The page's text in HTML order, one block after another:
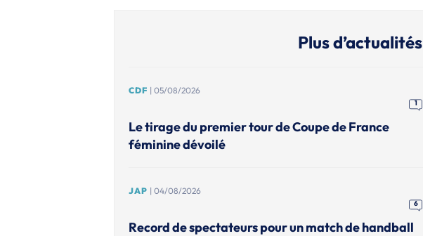
Plus d’actualités
CDF | 05/08/2026
1
Le tirage du premier tour de Coupe de France
féminine dévoilé
JAP | 04/08/2026
6
Record de spectateurs pour un match de handball